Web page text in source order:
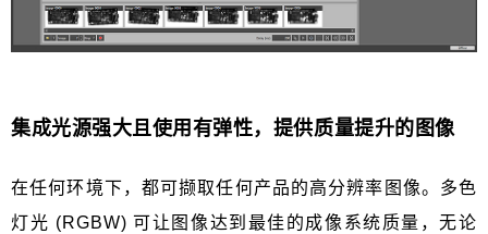
集成光源强大且使用有弹性，提供质量提升的图像
在任何环境下，都可撷取任何产品的高分辨率图像。多色
灯光 (RGBW)可让图像达到最佳的成像系统质量，无论